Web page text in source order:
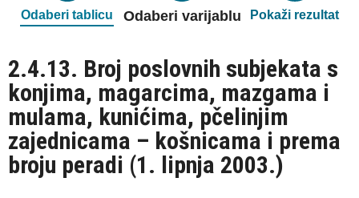
Odaberi tablicu Odaberi varijablu Pokaži rezultat
2.4.13. Broj poslovnih subjekata s
konjima, magarcima, mazgama i
mulama, kunićima, pčelinjim
zajednicama – košnicama i prema
broju peradi (1. lipnja 2003.)